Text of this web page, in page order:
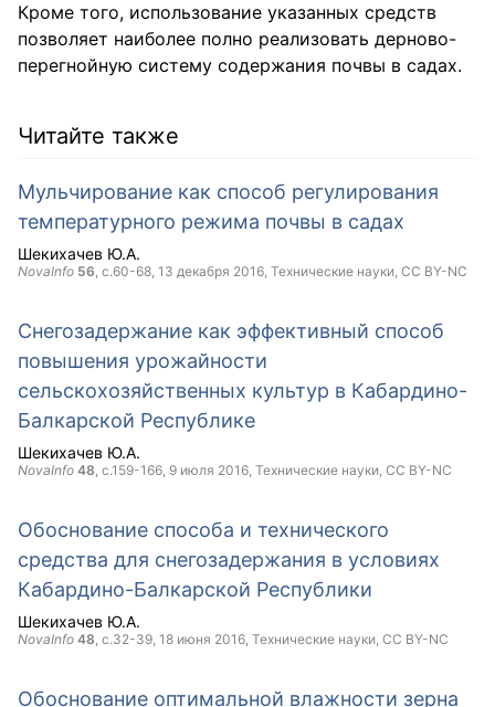
Кроме того, использование указанных средств
позволяет наиболее полно реализовать дерново-
перегнойную систему содержания почвы в садах.
Читайте также
Мульчирование как способ регулирования
температурного режима почвы в садах
Шекихачев Ю.А.
NovaInfo 56, с.60-68, 13 декабря 2016, Технические науки, CC BY-NC
Снегозадержание как эффективный способ
повышения урожайности
сельскохозяйственных культур в Кабардино-
Балкарской Республике
Шекихачев Ю.А.
NovaInfo 48, с.159-166, 9 июля 2016, Технические науки, CC BY-NC
Обоснование способа и технического
средства для снегозадержания в условиях
Кабардино-Балкарской Республики
Шекихачев Ю.А.
NovaInfo 48, с.32-39, 18 июня 2016, Технические науки, CC BY-NC
Обоснование оптимальной влажности зерна